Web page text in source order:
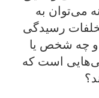
می‌توان به
رسیدگی
و چه شخص یا
است که